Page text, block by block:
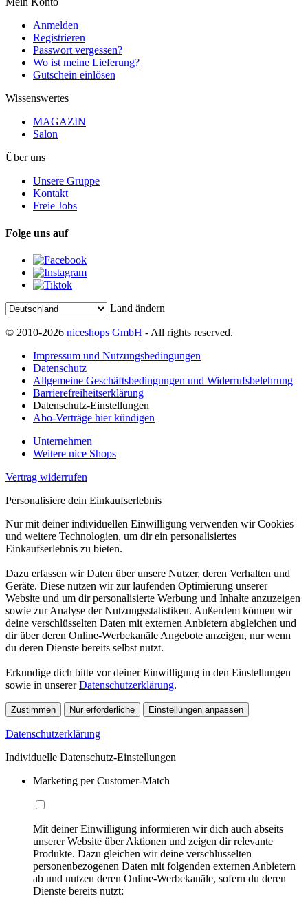
Anmelden
Registrieren
Passwort vergessen?
Wo ist meine Lieferung?
Gutschein einlösen
Wissenswertes
MAGAZIN
Salon
Über uns
Unsere Gruppe
Kontakt
Freie Jobs
Folge uns auf
Land ändern
© 2010-2026 niceshops GmbH - All rights reserved.
Impressum und Nutzungsbedingungen
Datenschutz
Allgemeine Geschäftsbedingungen und Widerrufsbelehrung
Barrierefreiheitserklärung
Datenschutz-Einstellungen
Abo-Verträge hier kündigen
Unternehmen
Weitere nice Shops
Vertrag widerrufen
Personalisiere dein Einkaufserlebnis
Nur mit deiner individuellen Einwilligung verwenden wir Cookies
und weitere Technologien, um dir ein personalisiertes
Einkaufserlebnis zu bieten.
Dazu erfassen wir Daten über unsere Nutzer, deren Verhalten und
Geräte. Diese nutzen wir zur laufenden Optimierung unserer
Website und um dir personalisierte Werbung und Inhalte anzuzeigen
sowie zur Analyse der Nutzungsstatistiken. Außerdem können wir
deine verschlüsselten Daten mit externen Anbietern abgleichen und
dir über deren Online-Werbekanäle Angebote anzeigen, nur wenn
du deren Dienste bereits selbst nutzt.
Erkundige dich bitte vor deiner Einwilligung in den Einstellungen
sowie in unsererDatenschutzerklärung.
Zustimmen Nur erforderliche Einstellungen anpassen
Datenschutzerklärung
Individuelle Datenschutz-Einstellungen
Marketing per Customer-Match
Mit deiner Einwilligung informieren wir dich auch abseits
unserer Website über Aktionen und zeigen dir relevante
Produkte. Dazu gleichen wir deine verschlüsselten
personenbezogenen Daten mit folgenden externen Anbietern
ab und nutzen deren Online-Werbekanäle, sofern du deren
Dienste bereits nutzt: